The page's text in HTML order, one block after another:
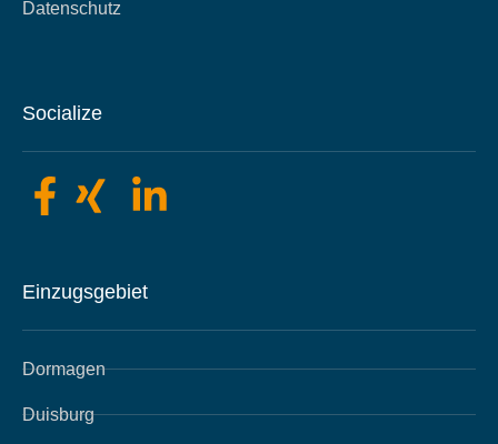
Datenschutz
Socialize
Einzugsgebiet
Dormagen
Duisburg